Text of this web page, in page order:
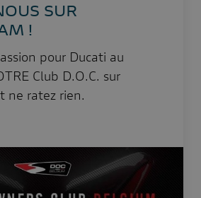
SUR
!
pour Ducati au
Club D.O.C. sur
ne ratez rien.